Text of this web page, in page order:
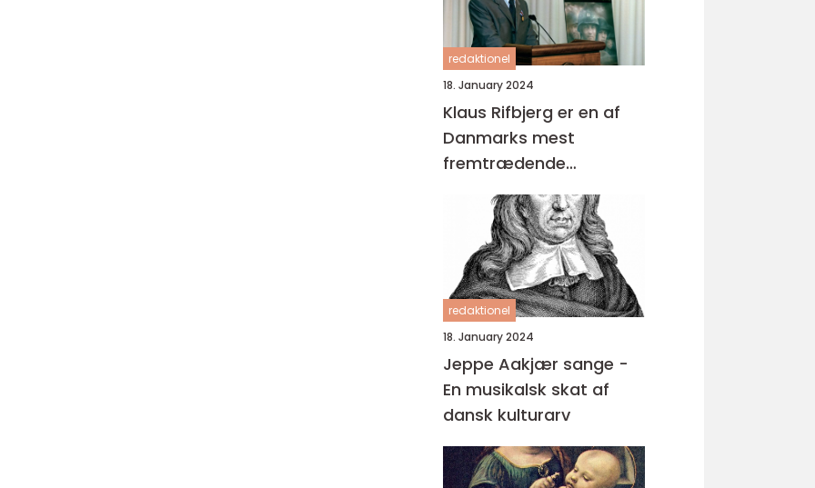
af læsere og kritikere
redaktionel
18. January 2024
Klaus Rifbjerg er en af
Danmarks mest
fremtrædende
forfattere og har
skrevet en lang række
bøger, der spænder
over forskellige genrer
og temaer
redaktionel
18. January 2024
Jeppe Aakjær sange -
En musikalsk skat af
dansk kulturarv